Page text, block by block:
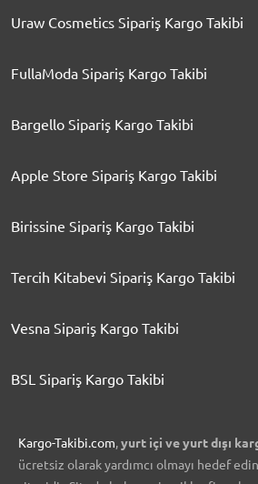
Uraw Cosmetics Sipariş Kargo Takibi
FullaModa Sipariş Kargo Takibi
Bargello Sipariş Kargo Takibi
Apple Store Sipariş Kargo Takibi
Birissine Sipariş Kargo Takibi
Tercih Kitabevi Sipariş Kargo Takibi
Vesna Sipariş Kargo Takibi
BSL Sipariş Kargo Takibi
Kargo-Takibi.com yurt içi ve yurt dışı
ücretsiz olarak yardımcı olmayı hedef